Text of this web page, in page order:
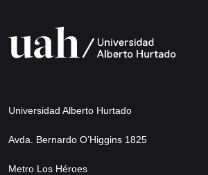
Universidad Alberto Hurtado
Avda. Bernardo O’Higgins 1825
Metro Los Héroes